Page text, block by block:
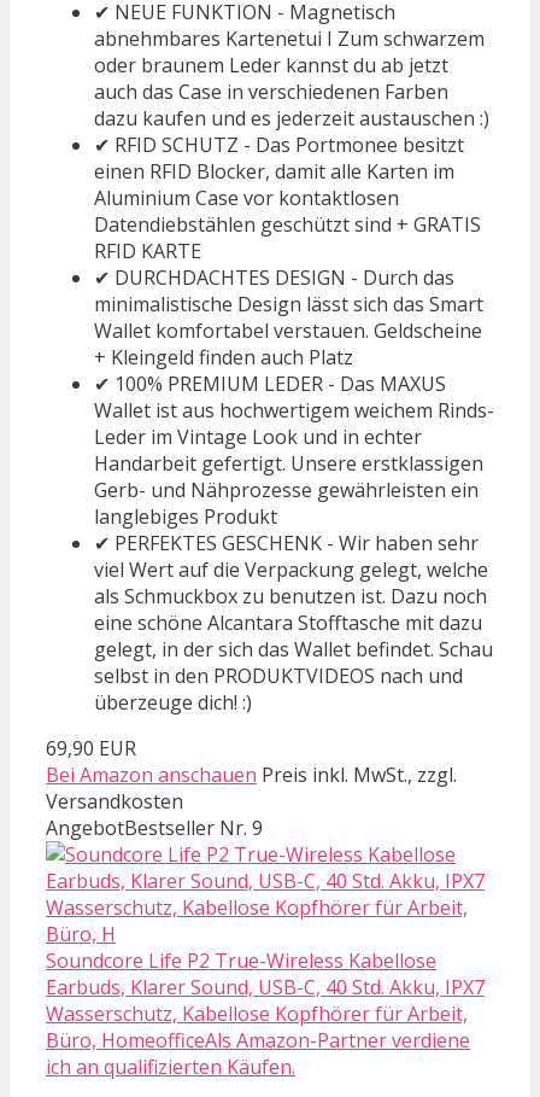
✔ NEUE FUNKTION - Magnetisch
abnehmbares Kartenetui I Zum schwarzem
oder braunem Leder kannst du ab jetzt
auch das Case in verschiedenen Farben
dazu kaufen und es jederzeit austauschen :)
✔ RFID SCHUTZ - Das Portmonee besitzt
einen RFID Blocker, damit alle Karten im
Aluminium Case vor kontaktlosen
Datendiebstählen geschützt sind + GRATIS
RFID KARTE
✔ DURCHDACHTES DESIGN - Durch das
minimalistische Design lässt sich das Smart
Wallet komfortabel verstauen. Geldscheine
+ Kleingeld finden auch Platz
✔ 100% PREMIUM LEDER - Das MAXUS
Wallet ist aus hochwertigem weichem Rinds-
Leder im Vintage Look und in echter
Handarbeit gefertigt. Unsere erstklassigen
Gerb- und Nähprozesse gewährleisten ein
langlebiges Produkt
✔ PERFEKTES GESCHENK - Wir haben sehr
viel Wert auf die Verpackung gelegt, welche
als Schmuckbox zu benutzen ist. Dazu noch
eine schöne Alcantara Stofftasche mit dazu
gelegt, in der sich das Wallet befindet. Schau
selbst in den PRODUKTVIDEOS nach und
überzeuge dich! :)
69,90 EUR
Bei Amazon anschauen Preis inkl. MwSt., zzgl.
Versandkosten
AngebotBestseller Nr. 9
Soundcore Life P2 True-Wireless Kabellose
Earbuds, Klarer Sound, USB-C, 40 Std. Akku, IPX7
Wasserschutz, Kabellose Kopfhörer für Arbeit,
Büro, HomeofficeAls Amazon-Partner verdiene
ich an qualifizierten Käufen.